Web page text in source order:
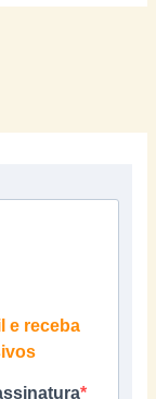
e receba